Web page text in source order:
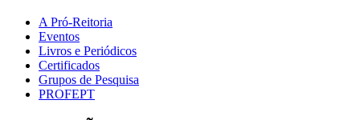
A Pró-Reitoria
Eventos
Livros e Periódicos
Certificados
Grupos de Pesquisa
PROFEPT